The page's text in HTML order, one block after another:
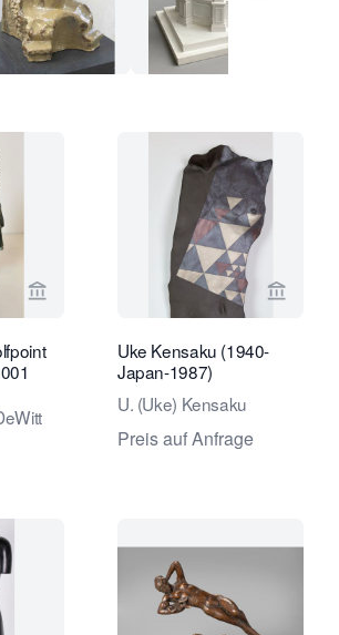
Verkaeuferseite von Kunstconsult 2.0
Uke Kensaku (1940-
Japan-1987)
U. (Uke) Kensaku
Preis auf Anfrage